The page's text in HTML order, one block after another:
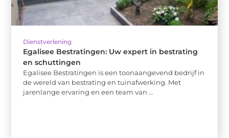
Dienstverlening
Egalisee Bestratingen: Uw expert in bestrating
en schuttingen
Egalisee Bestratingen is een toonaangevend bedrijf in
de wereld van bestrating en tuinafwerking. Met
jarenlange ervaring en een team van ...